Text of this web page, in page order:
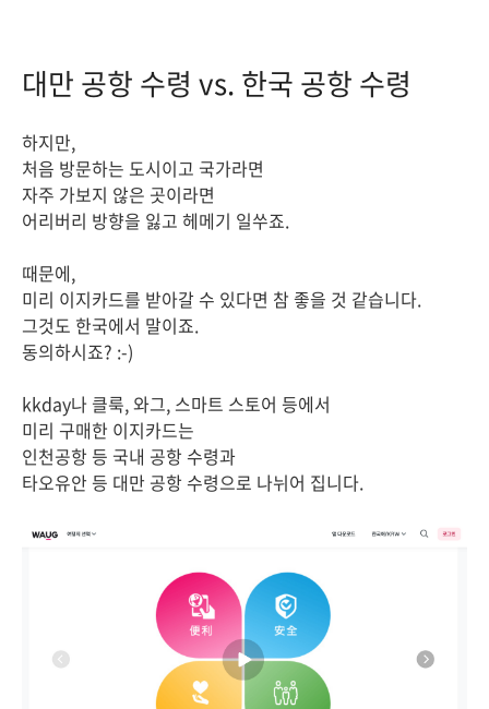
대만 공항 수령 vs. 한국 공항 수령
하지만,
처음 방문하는 도시이고 국가라면
자주 가보지 않은 곳이라면
어리버리 방향을 잃고 헤메기 일쑤죠.
때문에,
미리 이지카드를 받아갈 수 있다면 참 좋을 것 같습니다.
그것도 한국에서 말이죠.
동의하시죠? :-)
kkday나 클룩, 와그, 스마트 스토어 등에서
미리 구매한 이지카드는
인천공항 등 국내 공항 수령과
타오유안 등 대만 공항 수령으로 나뉘어 집니다.